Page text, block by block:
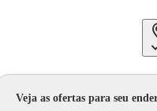
Veja as ofertas para seu